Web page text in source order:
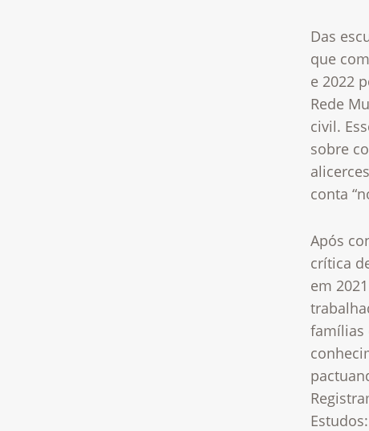
Das
que
e 2022
Rede
civil.
sobre
conta
Após
crítica
em 2021
famílias
Estudos: